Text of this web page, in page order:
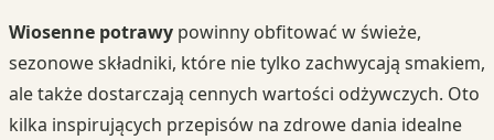
Wiosenne potrawy powinny obfitować w świeże,
sezonowe składniki, które nie tylko zachwycają smakiem,
ale także dostarczają cennych wartości odżywczych. Oto
kilka inspirujących przepisów na zdrowe dania idealne